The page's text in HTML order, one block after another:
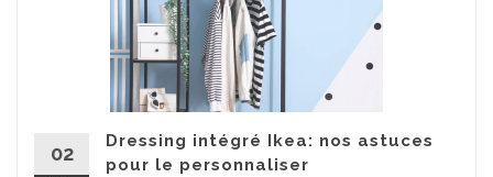
02
Dressing intégré Ikea: nos astuces
pour le personnaliser